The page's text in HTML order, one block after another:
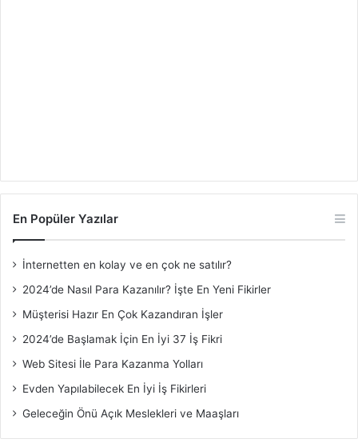
En Popüler Yazılar
İnternetten en kolay ve en çok ne satılır?
2024’de Nasıl Para Kazanılır? İşte En Yeni Fikirler
Müşterisi Hazır En Çok Kazandıran İşler
2024’de Başlamak İçin En İyi 37 İş Fikri
Web Sitesi İle Para Kazanma Yolları
Evden Yapılabilecek En İyi İş Fikirleri
Geleceğin Önü Açık Meslekleri ve Maaşları